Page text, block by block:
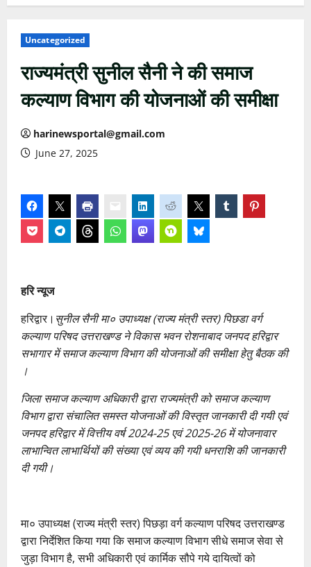
Uncategorized
राज्यमंत्री सुनील सैनी ने की समाज
कल्याण विभाग की योजनाओं की समीक्षा
harinewsportal@gmail.com
June 27, 2025
हरि न्यूज
हरिद्वार। सुनील सैनी मा० उपाध्यक्ष (राज्य मंत्री स्तर) पिछडा वर्ग
कल्याण परिषद उत्तराखण्ड ने विकास भवन रोशनाबाद जनपद हरिद्वार
सभागार में समाज कल्याण विभाग की योजनाओं की समीक्षा हेतु बैठक की
।
जिला समाज कल्याण अधिकारी द्वारा राज्यमंत्री को समाज कल्याण
विभाग द्वारा संचालित समस्त योजनाओं की विस्तृत जानकारी दी गयी एवं
जनपद हरिद्वार में वित्तीय वर्ष 2024-25 एवं 2025-26 में योजनावार
लाभान्वित लाभार्थियों की संख्या एवं व्यय की गयी धनराशि की जानकारी
दी गयी।
मा० उपाध्यक्ष (राज्य मंत्री स्तर) पिछड़ा वर्ग कल्याण परिषद उत्तराखण्ड
द्वारा निर्देशित किया गया कि समाज कल्याण विभाग सीधे समाज सेवा से
जुड़ा विभाग है, सभी अधिकारी एवं कार्मिक सौपे गये दायित्वों को